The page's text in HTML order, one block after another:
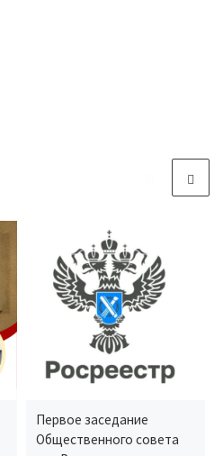
Первое заседание
Общественного совета